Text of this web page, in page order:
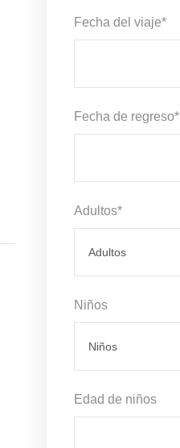
Fecha del viaje*
Fecha de regreso*
Adultos*
Niños
Edad de niños